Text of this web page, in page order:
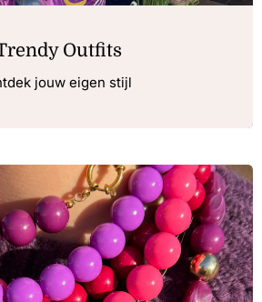
Outfits
jouw eigen stijl